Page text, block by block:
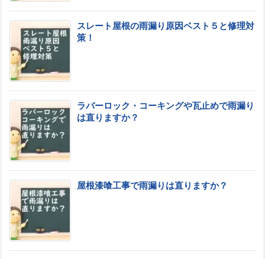
スレート屋根の雨漏り原因ベスト５と修理対
策！
ラバーロック・コーキングや瓦止めで雨漏り
は直りますか？
屋根漆喰工事で雨漏りは直りますか？